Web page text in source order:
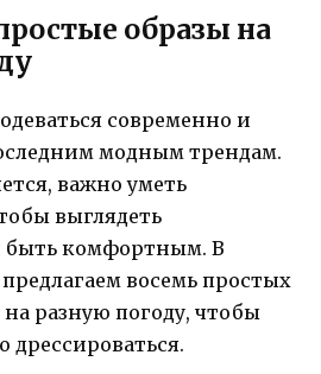
образы на
современно и
модным трендам.
важно уметь
выглядеть
быть комфортным. В
восемь простых
разную погоду, чтобы
дрессироваться.